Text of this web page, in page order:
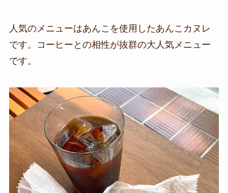
人気のメニューはあんこを使用したあんこカヌレ
です。コーヒーとの相性が抜群の大人気メニュー
です。